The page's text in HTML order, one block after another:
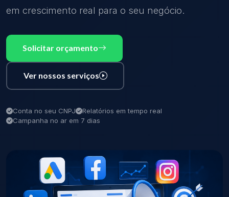
em crescimento real para o seu negócio.
Solicitar orçamento
Ver nossos serviços
Conta no seu CNPJ
Relatórios em tempo real
Campanha no ar em 7 dias